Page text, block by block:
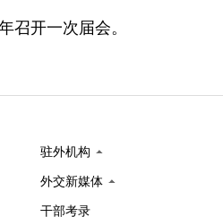
召开一次届会。
驻外机构
外交新媒体
干部考录